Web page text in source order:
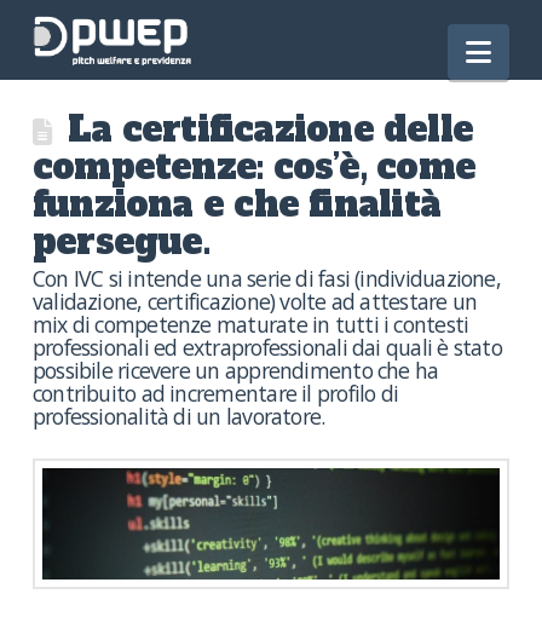
La certificazione delle
competenze: cos’è, come
funziona e che finalità
persegue.
Con IVC si intende una serie di fasi (individuazione,
validazione, certificazione) volte ad attestare un
mix di competenze maturate in tutti i contesti
professionali ed extraprofessionali dai quali è stato
possibile ricevere un apprendimento che ha
contribuito ad incrementare il profilo di
professionalità di un lavoratore.